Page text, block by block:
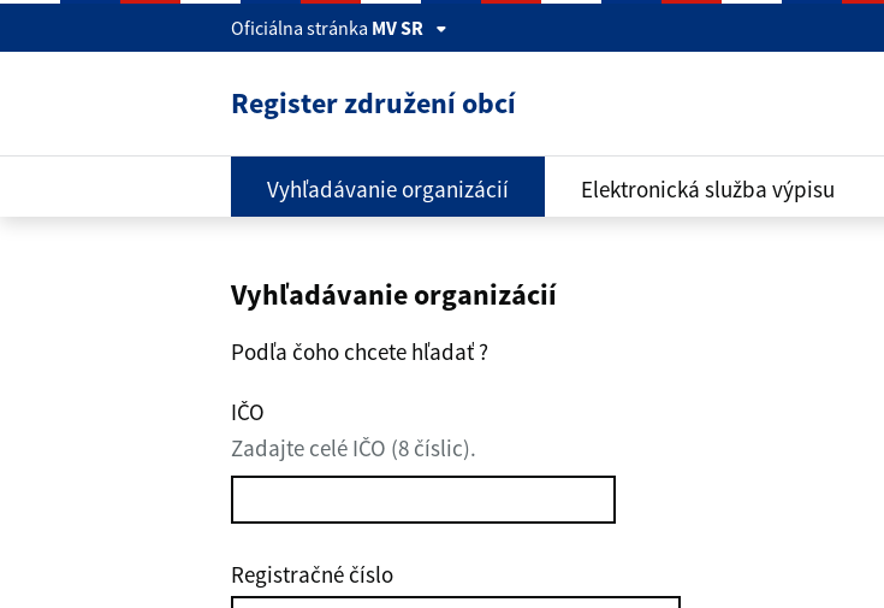
Oficiálna stránka MV SR
Register združení obcí
Vyhľadávanie organizácií Elektronická služba výpisu
Vyhľadávanie organizácií
Podľa čoho chcete hľadať ?
IČO
Zadajte celé IČO (8 číslic).
Registračné číslo